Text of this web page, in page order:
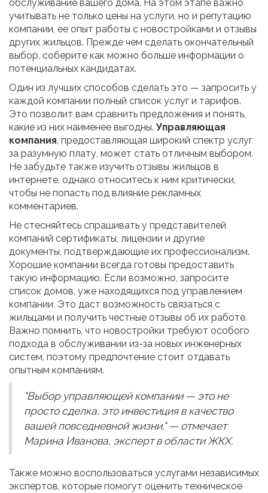
обслуживание вашего дома. На этом этапе важно
учитывать не только цены на услуги, но и репутацию
компании, ее опыт работы с новостройками и отзывы
других жильцов. Прежде чем сделать окончательный
выбор, соберите как можно больше информации о
потенциальных кандидатах.
Один из лучших способов сделать это — запросить у
каждой компании полный список услуг и тарифов.
Это позволит вам сравнить предложения и понять,
какие из них наименее выгодны.Управляющая
компания, предоставляющая широкий спектр услуг
за разумную плату, может стать отличным выбором.
Не забудьте также изучить отзывы жильцов в
интернете, однако относитесь к ним критически,
чтобы не попасть под влияние рекламных
комментариев.
Не стесняйтесь спрашивать у представителей
компаний сертификаты, лицензии и другие
документы, подтверждающие их профессионализм.
Хорошие компании всегда готовы предоставить
такую информацию. Если возможно, запросите
список домов, уже находящихся под управлением
компании. Это даст возможность связаться с
жильцами и получить честные отзывы об их работе.
Важно помнить, что новостройки требуют особого
подхода в обслуживании из-за новых инженерных
систем, поэтому предпочтение стоит отдавать
опытным компаниям.
"Выбор управляющей компании — это не
просто сделка, это инвестиция в качество
вашей повседневной жизни," — отмечает
Марина Иванова, эксперт в области ЖКХ.
Также можно воспользоваться услугами независимых
экспертов, которые помогут оценить техническое